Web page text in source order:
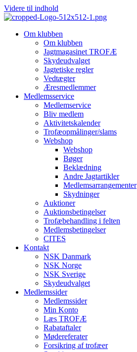
Videre til indhold
Om klubben
Om klubben
Jagtmagasinet TROFÆ
Skydeudvalget
Jagtetiske regler
Vedtægter
Æresmedlemmer
Medlemsservice
Medlemservice
Bliv medlem
Aktivitetskalender
Trofæopmålinger/slams
Webshop
Webshop
Bøger
Beklædning
Andre Jagtartikler
Medlemsarrangementer
Skydninger
Auktioner
Auktionsbetingelser
Trofæbehandling i felten
Medlemsbetingelser
CITES
Kontakt
NSK Danmark
NSK Norge
NSK Sverige
Skydeudvalget
Medlemssider
Medlemssider
Min Konto
Læs TROFÆ
Rabataftaler
Mødereferater
Forsikring af trofæer